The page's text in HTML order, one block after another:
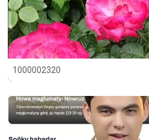
1000002320